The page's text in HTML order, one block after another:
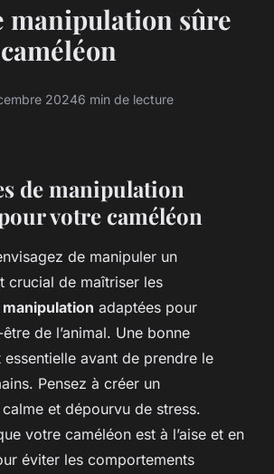
manipulation sûre
20246 min de lecture
de manipulation
votre caméléon
de manipuler un
crucial de maîtriser les
adaptées pour
de l’animal. Une bonne
avant de prendre le
Pensez à créer un
et dépourvu de stress.
votre caméléon est à l’aise et en
éviter les comportements